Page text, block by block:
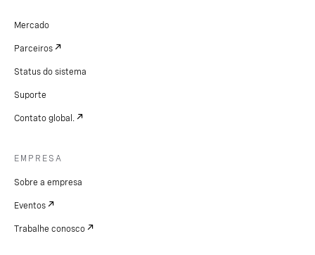
Mercado
Parceiros
Status do sistema
Suporte
Contato global.
EMPRESA
Sobre a empresa
Eventos
Trabalhe conosco